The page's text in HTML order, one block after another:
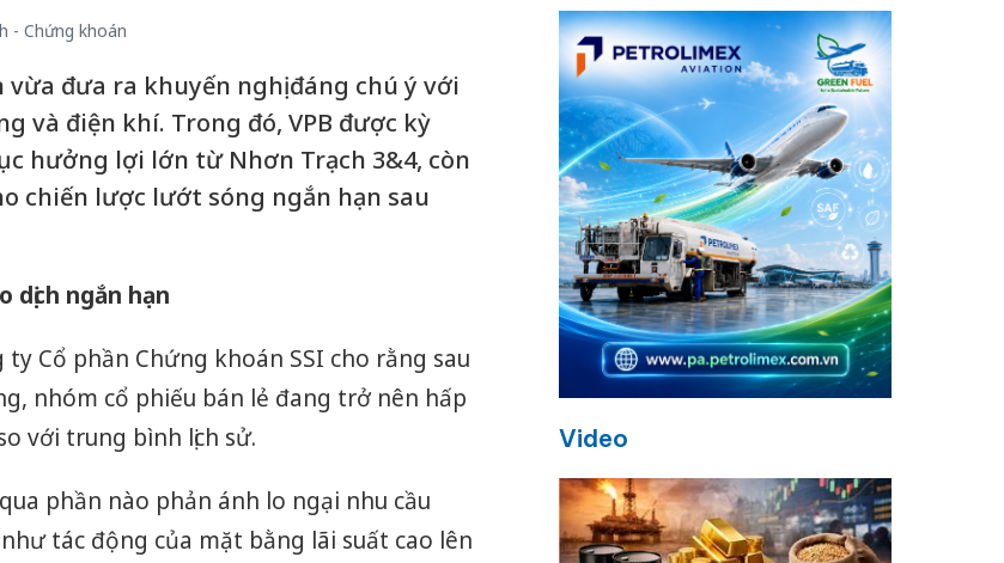
- Chứng khoán
đưa ra khuyến nghị đáng chú ý với
và điện khí. Trong đó, VPB được kỳ
hưởng lợi lớn từ Nhơn Trạch 3&4, còn
chiến lược lướt sóng ngắn hạn sau
dịch ngắn hạn
Cổ phần Chứng khoán SSI cho rằng sau
nhóm cổ phiếu bán lẻ đang trở nên hấp
với trung bình lịch sử.
phần nào phản ánh lo ngại nhu cầu
tác động của mặt bằng lãi suất cao lên
Video